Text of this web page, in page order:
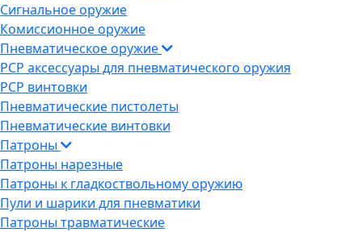
Сигнальное оружие
Комиссионное оружие
Пневматическое оружие
PCP аксессуары для пневматического оружия
PCP винтовки
Пневматические пистолеты
Пневматические винтовки
Патроны
Патроны нарезные
Патроны к гладкоствольному оружию
Пули и шарики для пневматики
Патроны травматические